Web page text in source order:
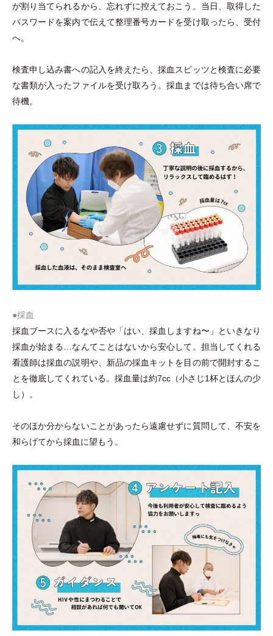
が割り当てられるから、忘れずに控えておこう。当日、取得した
パスワードを案内で伝えて整理番号カードを受け取ったら、受付
へ。
検査申し込み書への記入を終えたら、採血スピッツと検査に必要
な書類が入ったファイルを受け取ろう。採血までは待ち合い席で
待機。
●採血
採血ブースに入るなや否や「はい、採血しますね〜 」
といきなり
採血が始まる…なんてことはないから安心して。担当してくれる
看護師は採血の説明や、新品の採血キットを目の前で開封するこ
とを徹底してくれている。採血量は約7cc （小さじ1杯とほんの少
し ） 。
そのほか分からないことがあったら遠慮せずに質問して、不安を
和らげてから採血に望もう。